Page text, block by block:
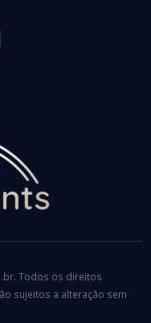
Todos os direitos
sujeitos a alteração sem